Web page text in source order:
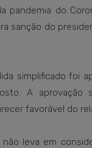
pandemia do
sanção do
simplificado foi
A aprovação
favorável do
leva em